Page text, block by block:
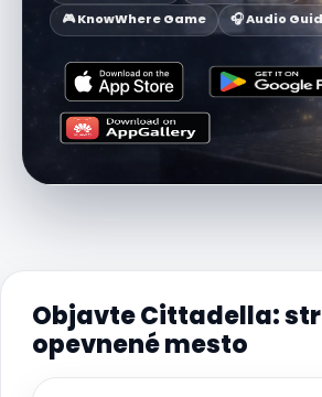
🎮 KnowWhere Game
🎧 Audio
Objavte Cittadella:
opevnené mesto